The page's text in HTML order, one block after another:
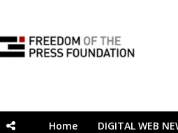
Home DIGITAL WEB